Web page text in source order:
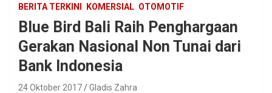
BERITA TERKINI KOMERSIAL OTOMOTIF
Blue Bird Bali Raih Penghargaan
Gerakan Nasional Non Tunai dari
Bank Indonesia
24 Oktober 2017 Gladis Zahra